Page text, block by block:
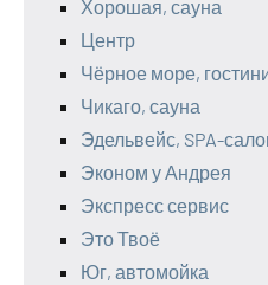
Хорошая, сауна
Центр
Чёрное море,
Чикаго, сауна
Эдельвейс, SPA-
Эконом у Андрея
Экспресс сервис
Это Твоё
Юг, автомойка